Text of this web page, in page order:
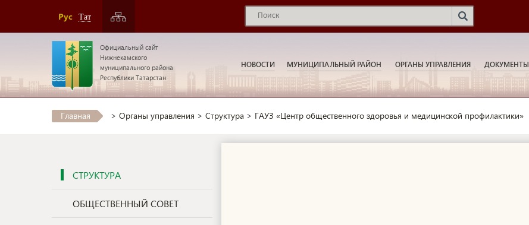
Рус Тат
Официальный сайт
Нижнекамского
муниципального района
Республики Татарстан
НОВОСТИ МУНИЦИПАЛЬНЫЙ РАЙОН ОРГАНЫ УПРАВЛЕНИЯ ДОКУМЕНТЫ
Главная > Органы управления > Структура > ГАУЗ «Центр общественного здоровья и медицинской профилактики»
СТРУКТУРА
ОБЩЕСТВЕННЫЙ СОВЕТ